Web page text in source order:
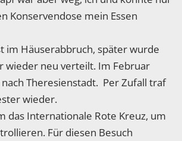
Konservendose mein Essen
im Häuserabbruch, später wurde
wieder neu verteilt. Im Februar
Theresienstadt. Per Zufall traf
wieder.
das Internationale Rote Kreuz, um
Für diesen Besuch